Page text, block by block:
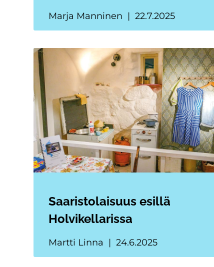
Marja Manninen 22.7.2025
Saaristolaisuus esillä
Holvikellarissa
Martti Linna 24.6.2025